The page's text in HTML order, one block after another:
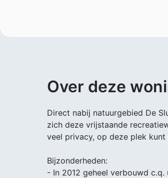
Over deze
Direct nabij natuurgebied De
zich deze vrijstaande
veel privacy, op deze plek
Bijzonderheden:
- In 2012 geheel verbouwd c.q.